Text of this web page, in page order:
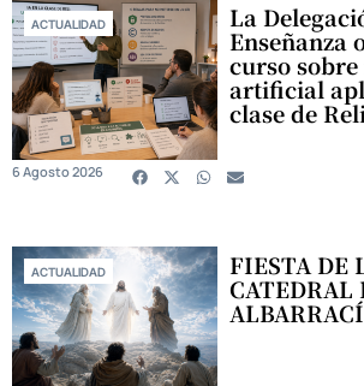
ACTUALIDAD La
Enseñanza
curso
artificial
clase de
6 Agosto 2026
ACTUALIDAD FIESTA DE
CATEDRAL